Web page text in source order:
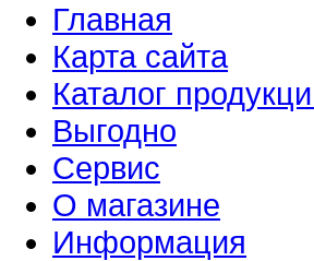
Главная
Карта сайта
Каталог
Выгодно
Сервис
О магазине
Информация